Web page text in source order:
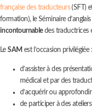
française des traducteurs(SFT)
formation), le Séminaire
incontournabledes traductrices
LeSAM est l’occasion privilégiée :
d’assister à des
médical et par des
d’acquérir ou
de participer à des